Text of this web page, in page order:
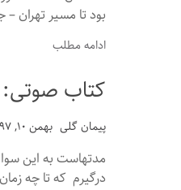
بود تا مسیر تهران
ادامه مطلب
کتاب صوتی:
پیمان گلی بهمن ۱۰, ۱۳۹۷
مدتهاست به این
درگیرم که تا چه